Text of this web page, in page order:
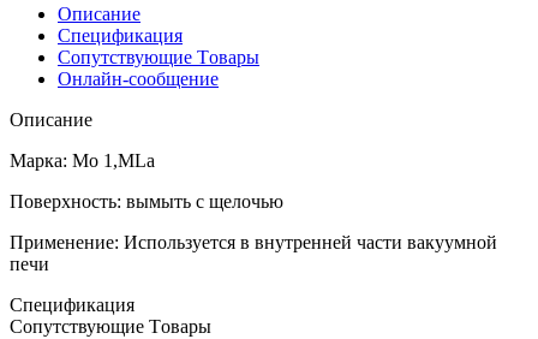
Описание
Спецификация
Сопутствующие Tовары
Онлайн-сообщение
Описание
Марка: Mo 1,MLa
Поверхность: вымыть с щелочью
Применение: Используется в внутренней части вакуумной
печи
Спецификация
Сопутствующие Tовары